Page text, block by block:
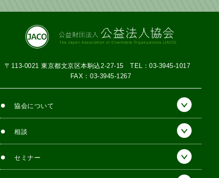
〒113-0021 東京都文京区本駒込2-27-15TEL：03-3945-1017
FAX：03-3945-1267
協会について
相談
セミナー